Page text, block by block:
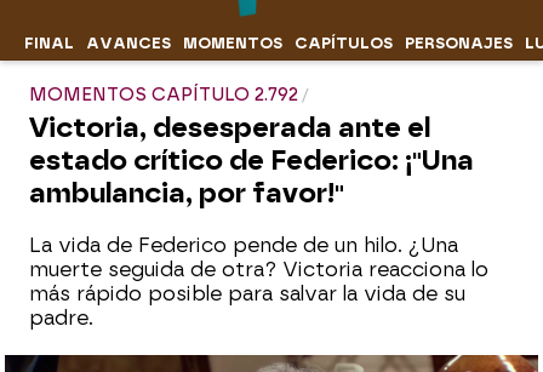
FINAL AVANCES MOMENTOS CAPÍTULOS PERSONAJES
MOMENTOS CAPÍTULO 2.792
Victoria, desesperada ante el
estado crítico de Federico: ¡"Una
ambulancia, por favor!"
La vida de Federico pende de un hilo. ¿Una
muerte seguida de otra? Victoria reacciona lo
más rápido posible para salvar la vida de su
padre.